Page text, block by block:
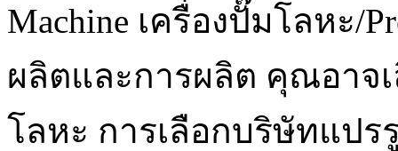
Machine เครื่องปั๊มโลหะ/
ผลิตและการผลิต คุณอาจ
โลหะ การเลือกบริษัทแป